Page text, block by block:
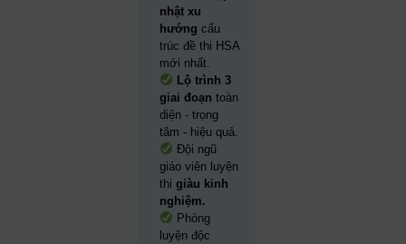
nhật xu
hướng cấu
trúc đề thi HSA
mới nhất.
Lộ trình 3
giai đoạn toàn
diện - trọng
tâm - hiệu quả.
Đội ngũ
giáo viên luyện
thigiàu kinh
nghiệm.
Phòng
luyện độc